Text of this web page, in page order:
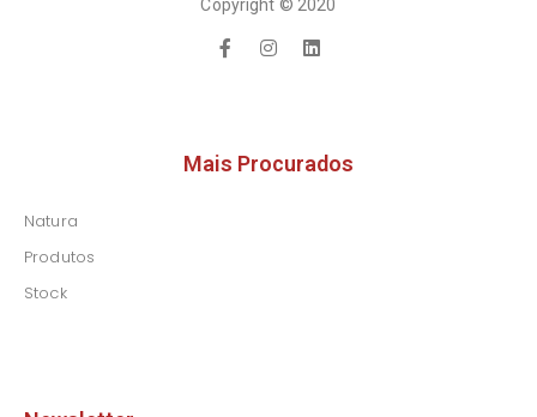
Copyright © 2020
Mais Procurados
Natura
Produtos
Stock